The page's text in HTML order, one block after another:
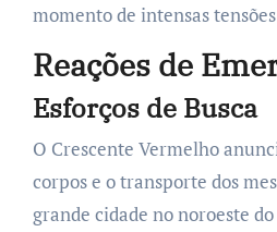
momento de intensas
Reações de
Esforços de Busca
O Crescente Vermelho
corpos e o transporte dos
grande cidade no noroeste